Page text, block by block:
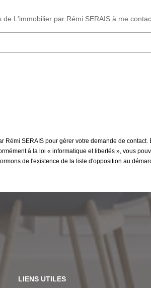
L'immobilier par Rémi SERAIS à me
SERAIS pour gérer votre demande de
à la loi « informatique et libertés », vous
de l'existence de la liste d'opposition au
LIENS UTILES